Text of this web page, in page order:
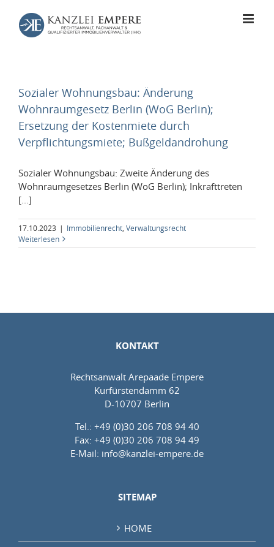
Inhalt
springen
Sozialer Wohnungsbau: Änderung
Wohnraumgesetz Berlin (WoG Berlin);
Ersetzung der Kostenmiete durch
Verpflichtungsmiete; Bußgeldandrohung
Sozialer Wohnungsbau: Zweite Änderung des
Wohnraumgesetzes Berlin (WoG Berlin); Inkrafttreten
[...]
17.10.2023 | Immobilienrecht Verwaltungsrecht
Weiterlesen
KONTAKT
Rechtsanwalt Arepaade Empere
Kurfürstendamm 62
D-10707 Berlin
Tel.: +49 (0)30 206 708 94 40
Fax: +49 (0)30 206 708 94 49
E-Mail: info@kanzlei-empere.de
SITEMAP
HOME